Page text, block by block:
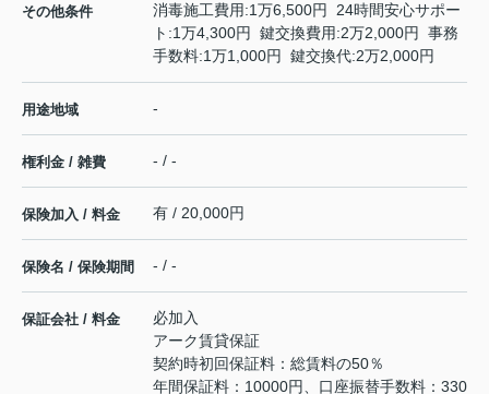
その他条件
消毒施工費用:1万6,500円 24時間安心サポー
ト:1万4,300円 鍵交換費用:2万2,000円 事務
手数料:1万1,000円 鍵交換代:2万2,000円
用途地域 -
権利金 / 雑費 - / -
保険加入 / 料金 有 / 20,000円
保険名 / 保険期間 - / -
保証会社 / 料金
必加入
アーク賃貸保証
契約時初回保証料：総賃料の50％
年間保証料：10000円、口座振替手数料：330